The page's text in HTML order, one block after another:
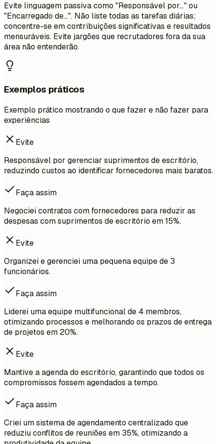
Evite linguagem passiva como "Responsável por..." ou
"Encarregado de...". Não liste todas as tarefas diárias;
concentre-se em contribuições significativas e resultados
mensuráveis. Evite jargões que recrutadores fora da sua
área não entenderão.
Exemplos práticos
Exemplo prático mostrando o que fazer e não fazer para
experiências
Evite
Responsável por gerenciar suprimentos de escritório,
reduzindo custos ao identificar fornecedores mais baratos.
Faça assim
Negociei contratos com fornecedores para reduzir as
despesas com suprimentos de escritório em 15%.
Evite
Organizei e gerenciei uma pequena equipe de 3
funcionários.
Faça assim
Liderei uma equipe multifuncional de 4 membros,
otimizando processos e melhorando os prazos de entrega
de projetos em 20%.
Evite
Mantive a agenda do escritório, garantindo que todos os
compromissos fossem agendados a tempo.
Faça assim
Criei um sistema de agendamento centralizado que
reduziu conflitos de reuniões em 35%, otimizando a